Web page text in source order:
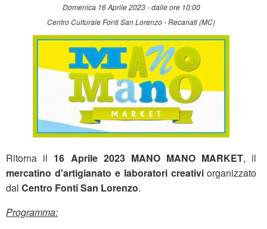
Domenica 16 Aprile 2023 - dalle ore 10:00
Centro Culturale Fonti San Lorenzo - Recanati (MC)
Ritorna il 16 Aprile 2023 MANO MANO MARKET, il
mercatino d'artigianato e laboratori creativiorganizzato
dal Centro Fonti San Lorenzo.
Programma: